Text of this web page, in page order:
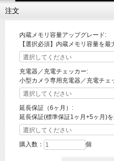
【静止画ファイル】2560×1440px
【視野角】約70°
【メモリー】32GB内蔵 (128GB／256GB
【稼働時間】録画：約12時間
※バッテリー稼働時間は理論値であり稼
【充電方法】USBバスパワー／ACアダプ
【製品サイズ】直径約302×厚さ43mm
【重量】約734g
【対応OS】Windows全シリーズ対応(動作
【セット内容】
1.製品本体
注文
内蔵メモリ容量アップグレード:
【選択必須】内蔵メモリ容量を最
充電器／充電チェッカー:
小型カメラ専用充電器／充電チェ
延長保証（6ヶ月）:
延長保証(標準保証1ヶ月+5ヶ月)を
購入数： 個